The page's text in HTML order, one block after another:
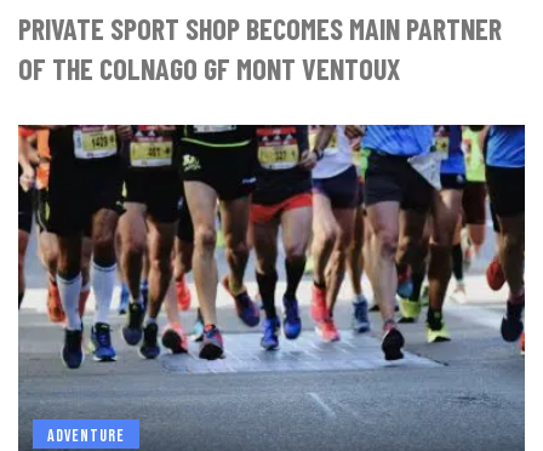
PRIVATE SPORT SHOP BECOMES MAIN PARTNER
OF THE COLNAGO GF MONT VENTOUX
ADVENTURE